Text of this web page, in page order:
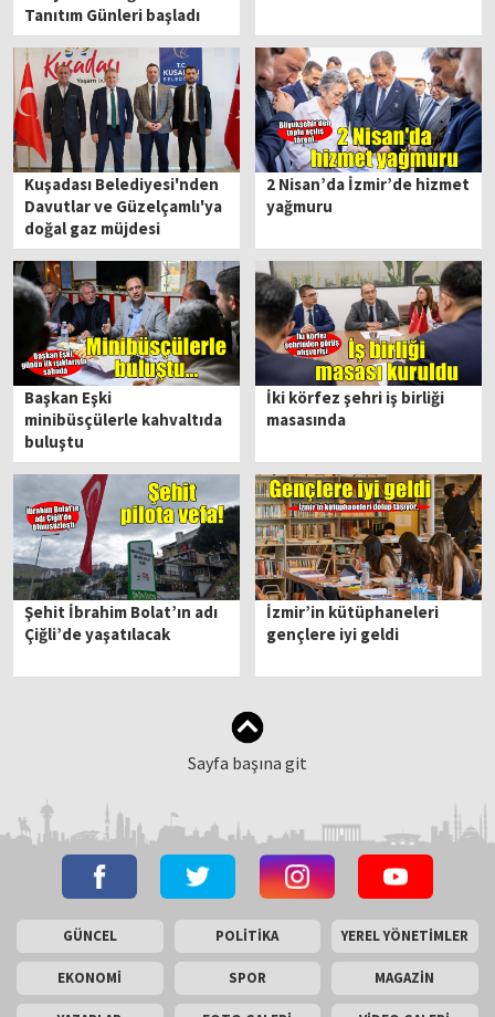
Tanıtım Günleri başladı
Kuşadası Belediyesi'nden
Davutlar ve Güzelçamlı'ya
doğal gaz müjdesi
2 Nisan’da İzmir’de hizmet
yağmuru
Başkan Eşki
minibüsçülerle kahvaltıda
buluştu
İki körfez şehri iş birliği
masasında
Şehit İbrahim Bolat’ın adı
Çiğli’de yaşatılacak
İzmir’in kütüphaneleri
gençlere iyi geldi
Sayfa başına git
GÜNCEL POLİTİKA YEREL YÖNETİMLER
EKONOMİ SPOR MAGAZİN